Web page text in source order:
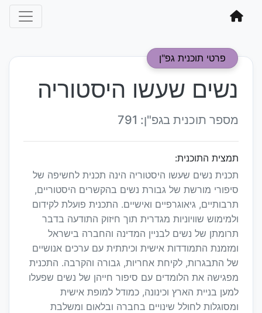
פרטי תוכנית גפ"ן
נשים שעשו היסטוריה
מספר תוכנית בגפ"ן: 791
תמצית התוכנית:
תכנית נשים שעשו היסטוריה הינה תכנית לחשיפה של
סיפורי מורשת של גבורת נשים בהקשרים היסטוריים,
תרבותיים, גיאוגרפיים ואישיים. התכנית פועלת לקידום
ולמימוש שוויוניות מגדרית תוך חיזוק התודעה בדבר
תרומתן של נשים לבניין המדינה והחברה בישראל
ומזמנת התמודדות אישית וכיתתית עם ערכים אנושיים
של התבגרות, לקיחת אחריות, גבורה והקרבה. התכנית
מפגישה את הלומדים עם סיפור חייהן של נשים שפעלו
למען בניית הארץ וכינונה, כמודל למופת אישית
ומסוגלות לחולל שינויים בחברה ובלאום ומשלבת